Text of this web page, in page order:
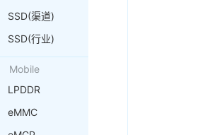
SSD(渠道)
SSD(行业)
Mobile
LPDDR
eMMC